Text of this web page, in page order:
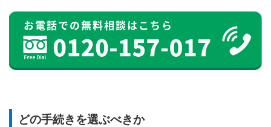
どの手続きを選ぶべきか